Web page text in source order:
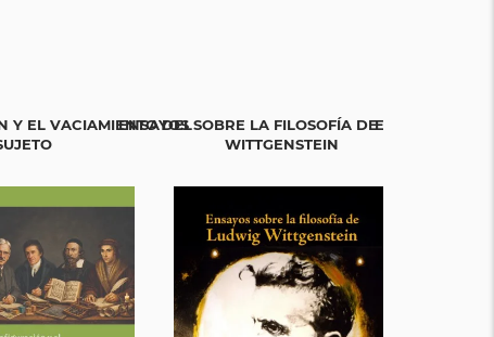
Y EL VACIAMIENTO DELENSAYOS SOBRE LA FILOSOFÍA DE LUDWIG
WITTGENSTEIN
EL RETORNO